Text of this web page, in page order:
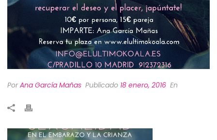
PorAna García Mañas Publicado 18 enero, 2016 En